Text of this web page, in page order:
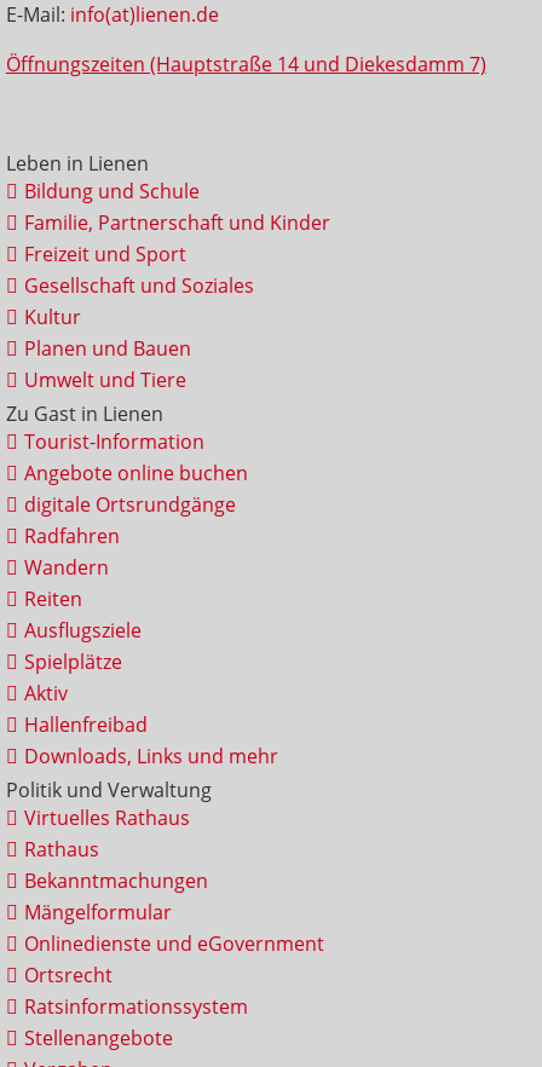
E-Mail: info(at)lienen.de
Öffnungszeiten (Hauptstraße 14 und Diekesdamm 7)
Leben in Lienen
Bildung und Schule
Familie, Partnerschaft und Kinder
Freizeit und Sport
Gesellschaft und Soziales
Kultur
Planen und Bauen
Umwelt und Tiere
Zu Gast in Lienen
Tourist-Information
Angebote online buchen
digitale Ortsrundgänge
Radfahren
Wandern
Reiten
Ausflugsziele
Spielplätze
Aktiv
Hallenfreibad
Downloads, Links und mehr
Politik und Verwaltung
Virtuelles Rathaus
Rathaus
Bekanntmachungen
Mängelformular
Onlinedienste und eGovernment
Ortsrecht
Ratsinformationssystem
Stellenangebote